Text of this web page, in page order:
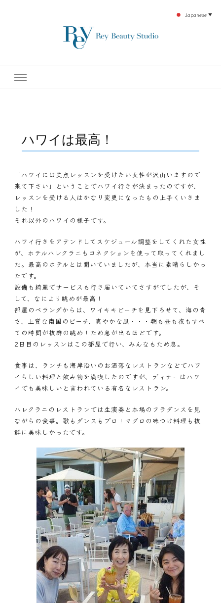
テ開設45年の実績を誇る本格エステだからこそ、お客様が必ず満足してもらえるこ
ハワイは最高！
「ハワイには美点レッスンを受けたい女性が沢山いますので
来て下さい」ということでハワイ行きが決まったのですが、
レッスンを受ける人はかなり変更になったもの上手くいきま
した！
それ以外のハワイの様子です。
ハワイ行きをアテンドしてスケジュール調整をしてくれた女性
が、ホテルハレクラニもコネクションを使って取ってくれまし
た。最高のホテルとは聞いていましたが、本当に素晴らしかっ
たです。
設備も綺麗でサービスも行き届いていてさすがでしたが、そ
して、なにより眺めが最高！
部屋のベランダからは、ワイキキビーチを見下ろせて、海の青
さ、上質な南国のビーチ、爽やかな風・・・朝も昼も夜もすべ
ての時間が抜群の眺め！ため息が出るほどです。
2日目のレッスンはこの部屋で行い、みんなもため息。
食事は、ランチも海岸沿いのお洒落なレストランなどでハワ
イらしい料理と飲み物を満喫したのですが、ディナーはハワ
イでも美味しいと言われている有名なレストラン。
ハレクラニのレストランでは生演奏と本場のフラダンスを見
ながらの食事。歌もダンスもプロ！マグロの味つけ料理も抜
群に美味しかったです。
Japanese ▼